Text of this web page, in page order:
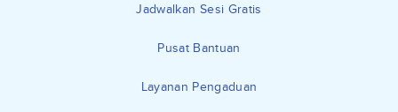
Jadwalkan Sesi Gratis
Pusat Bantuan
Layanan Pengaduan